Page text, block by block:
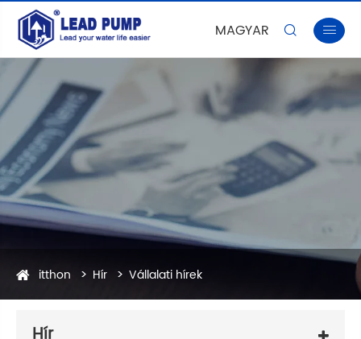
MAGYAR  
itthon Hír Vállalati hírek